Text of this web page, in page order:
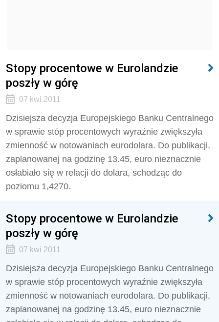
Stopy procentowe w Eurolandzie
poszły w górę
07 kwi 2011
Dzisiejsza decyzja Europejskiego Banku Centralnego
w sprawie stóp procentowych wyraźnie zwiększyła
zmienność w notowaniach eurodolara. Do publikacji,
zaplanowanej na godzinę 13.45, euro nieznacznie
osłabiało się w relacji do dolara, schodząc do
poziomu 1,4270.
Stopy procentowe w Eurolandzie
poszły w górę
07 kwi 2011
Dzisiejsza decyzja Europejskiego Banku Centralnego
w sprawie stóp procentowych wyraźnie zwiększyła
zmienność w notowaniach eurodolara. Do publikacji,
zaplanowanej na godzinę 13.45, euro nieznacznie